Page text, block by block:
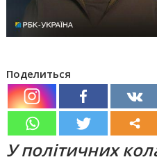
Поделиться
У політичних